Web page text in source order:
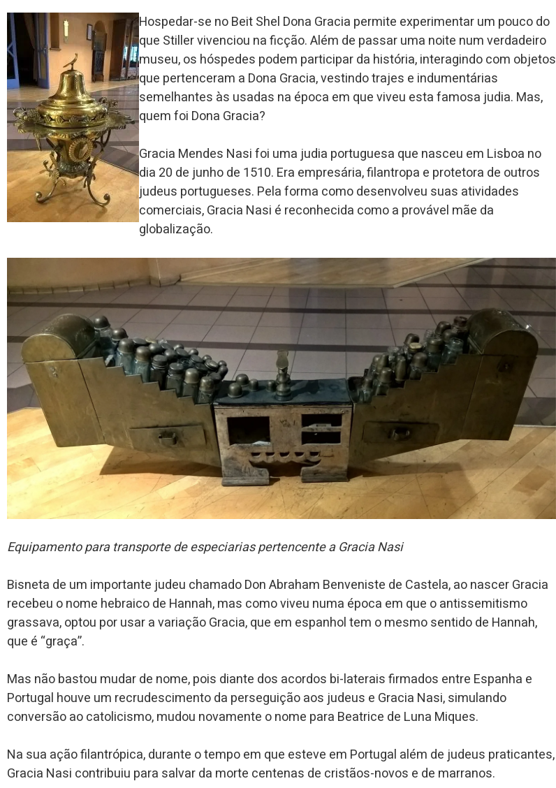
Hospedar-se no Beit Shel Dona Gracia permite experimentar um pouco do
que Stiller vivenciou na ficção. Além de passar uma noite num verdadeiro
museu, os hóspedes podem participar da história, interagindo com objetos
que pertenceram a Dona Gracia, vestindo trajes e indumentárias
semelhantes às usadas na época em que viveu esta famosa judia. Mas,
quem foi Dona Gracia?
Gracia Mendes Nasi foi uma judia portuguesa que nasceu em Lisboa no
dia 20 de junho de 1510. Era empresária, filantropa e protetora de outros
judeus portugueses. Pela forma como desenvolveu suas atividades
comerciais, Gracia Nasi é reconhecida como a provável mãe da
globalização.
Equipamento para transporte de especiarias pertencente a Gracia Nasi
Bisneta de um importante judeu chamado Don Abraham Benveniste de Castela, ao nascer Gracia
recebeu o nome hebraico de Hannah, mas como viveu numa época em que o antissemitismo
grassava, optou por usar a variação Gracia, que em espanhol tem o mesmo sentido de Hannah,
que é “graça”.
Mas não bastou mudar de nome, pois diante dos acordos bi-laterais firmados entre Espanha e
Portugal houve um recrudescimento da perseguição aos judeus e Gracia Nasi, simulando
conversão ao catolicismo, mudou novamente o nome para Beatrice de Luna Miques.
Na sua ação filantrópica, durante o tempo em que esteve em Portugal além de judeus praticantes,
Gracia Nasi contribuiu para salvar da morte centenas de cristãos-novos e de marranos.